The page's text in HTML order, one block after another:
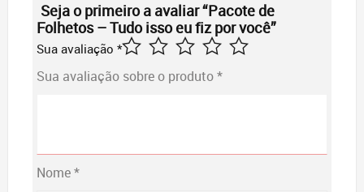
Seja o primeiro a avaliar “Pacote de
Folhetos – Tudo isso eu fiz por você”
Sua avaliação *
Sua avaliação sobre o produto*
Nome*